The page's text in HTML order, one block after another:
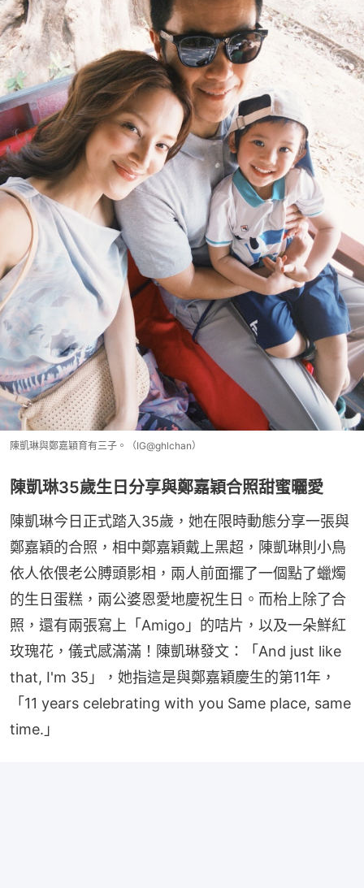
陳凱琳與鄭嘉穎育有三子。（IG@ghlchan）
陳凱琳35歲生日分享與鄭嘉穎合照甜蜜曬愛
陳凱琳今日正式踏入35歲，她在限時動態分享一張與
鄭嘉穎的合照，相中鄭嘉穎戴上黑超，陳凱琳則小鳥
依人依偎老公膊頭影相，兩人前面擺了一個點了蠟燭
的生日蛋糕，兩公婆恩愛地慶祝生日。而枱上除了合
照，還有兩張寫上「Amigo」的咭片，以及一朵鮮紅
玫瑰花，儀式感滿滿！陳凱琳發文：「And just like
that, I'm 35」，她指這是與鄭嘉穎慶生的第11年，
「11 years celebrating with you Same place, same
time.」